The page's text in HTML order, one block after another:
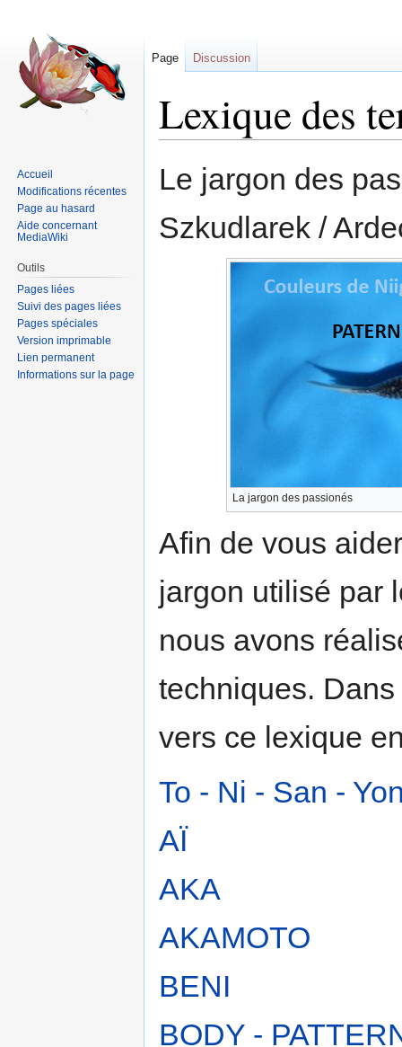
Lexique des
à
navigation
à
recherche
Le jargon des
Szkudlarek /
La jargon des passionés
Afin de vous
jargon utilisé par
nous avons
techniques.
vers ce lexique
To - Ni - San -
AÏ
AKA
AKAMOTO
BENI
BODY -
Page Discussion
Accueil
Modifications récentes
Page au hasard
Aide concernant
MediaWiki
Outils
Pages liées
Suivi des pages liées
Pages spéciales
Version imprimable
Lien permanent
Informations sur la page